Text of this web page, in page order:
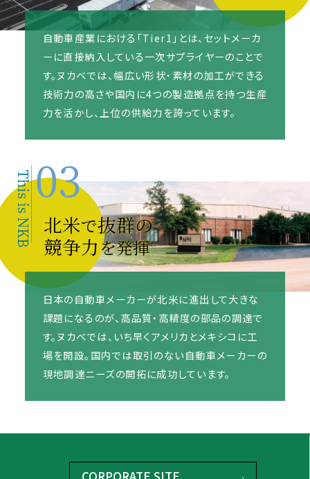
自動車産業における「Tier1」とは、セットメーカ
ーに直接納入している一次サプライヤーのことで
す。ヌカベでは、幅広い形状・素材の加工ができる
技術力の高さや国内に4つの製造拠点を持つ生産
力を活かし、上位の供給力を誇っています。
北米で抜群の
競争力を発揮
日本の自動車メーカーが北米に進出して大きな
課題になるのが、高品質・高精度の部品の調達で
す。ヌカベでは、いち早くアメリカとメキシコに工
場を開設。国内では取引のない自動車メーカーの
現地調達ニーズの開拓に成功しています。